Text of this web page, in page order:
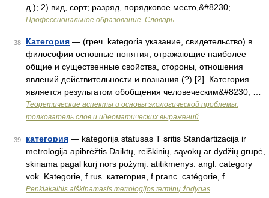
д.); 2) вид, сорт; разряд, порядковое место,&#8230; …
Профессиональное образование. Словарь
38 Категория — (греч. kategoria указание, свидетельство) в
философии основные понятия, отражающие наиболее
общие и существенные свойства, стороны, отношения
явлений действительности и познания (?) [2]. Категория
является результатом обобщения человеческим&#8230; …
Теоретические аспекты и основы экологической проблемы:
толкователь слов и идеоматических выражений
39 категория — kategorija statusas T sritis Standartizacija ir
metrologija apibrėžtis Daiktų, reiškinių, sąvokų ar dydžių grupė,
skiriama pagal kurį nors požymį. atitikmenys: angl. category
vok. Kategorie, f rus. категория, f pranc. catégorie, f …
Penkiakalbis aiškinamasis metrologijos terminų žodynas